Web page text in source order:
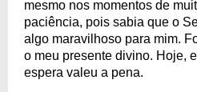
mesmo nos momentos de
paciência, pois sabia que o
algo maravilhoso para mim.
o meu presente divino. Hoje,
espera valeu a pena.